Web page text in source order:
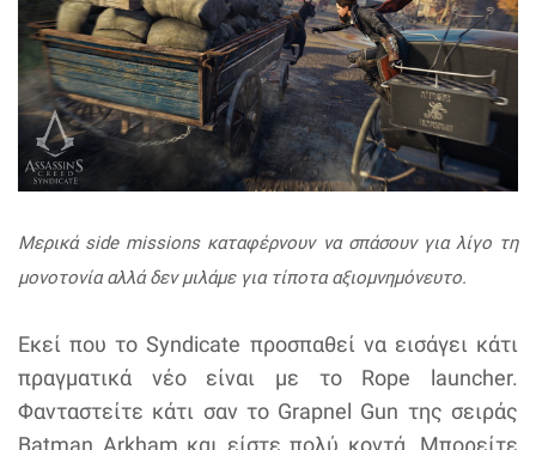
Μερικά side missions καταφέρνουν να σπάσουν για λίγο τη
μονοτονία αλλά δεν μιλάμε για τίποτα αξιομνημόνευτο.
Εκεί που το Syndicate προσπαθεί να εισάγει κάτι
πραγματικά νέο είναι με το Rope launcher.
Φανταστείτε κάτι σαν το Grapnel Gun της σειράς
Batman Arkham και είστε πολύ κοντά. Μπορείτε